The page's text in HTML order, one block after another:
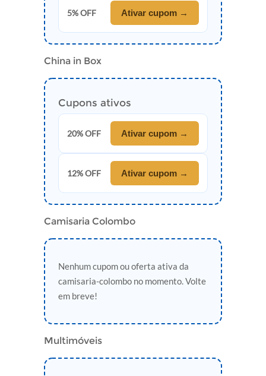
5% OFF Ativar cupom →
China in Box
Cupons ativos
20% OFF Ativar cupom →
12% OFF Ativar cupom →
Camisaria Colombo
Nenhum cupom ou oferta ativa da
camisaria-colombo no momento. Volte
em breve!
Multimóveis